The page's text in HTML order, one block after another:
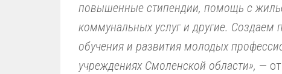
повышенные стипендии, помощь с
коммунальных услуг и другие. Создаем
обучения и развития молодых
учреждениях Смоленской области», —